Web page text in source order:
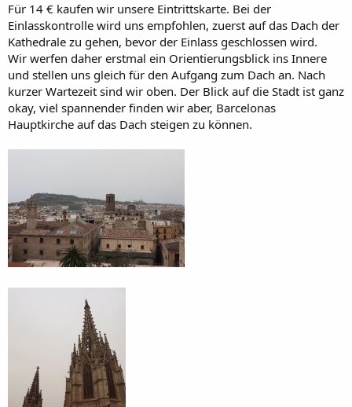
Für 14 € kaufen wir unsere Eintrittskarte. Bei der
Einlasskontrolle wird uns empfohlen, zuerst auf das Dach der
Kathedrale zu gehen, bevor der Einlass geschlossen wird.
Wir werfen daher erstmal ein Orientierungsblick ins Innere
und stellen uns gleich für den Aufgang zum Dach an. Nach
kurzer Wartezeit sind wir oben. Der Blick auf die Stadt ist ganz
okay, viel spannender finden wir aber, Barcelonas
Hauptkirche auf das Dach steigen zu können.